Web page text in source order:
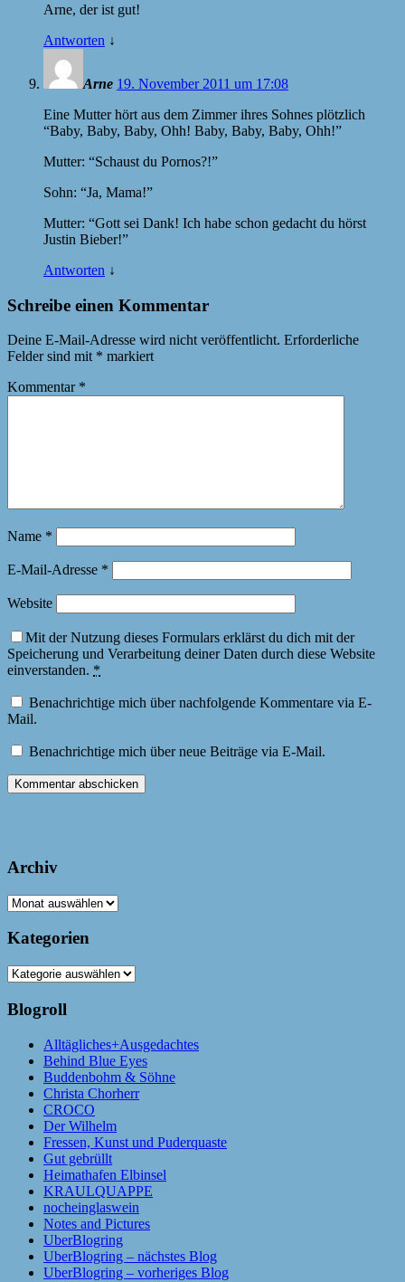
Arne, der ist gut!
Antworten ↓
Arne 19. November 2011 um 17:08
Eine Mutter hört aus dem Zimmer ihres Sohnes plötzlich
“Baby, Baby, Baby, Ohh! Baby, Baby, Baby, Ohh!”
Mutter: “Schaust du Pornos?!”
Sohn: “Ja, Mama!”
Mutter: “Gott sei Dank! Ich habe schon gedacht du hörst
Justin Bieber!”
Antworten ↓
Schreibe einen Kommentar
Deine E-Mail-Adresse wird nicht veröffentlicht. Erforderliche
Felder sind mit * markiert
Kommentar *
Name *
E-Mail-Adresse *
Website
Mit der Nutzung dieses Formulars erklärst du dich mit der
Speicherung und Verarbeitung deiner Daten durch diese Website
einverstanden. *
Benachrichtige mich über nachfolgende Kommentare via E-
Mail.
Benachrichtige mich über neue Beiträge via E-Mail.
Archiv
Archiv
Kategorien
Kategorien
Blogroll
Alltägliches+Ausgedachtes
Behind Blue Eyes
Buddenbohm & Söhne
Christa Chorherr
CROCO
Der Wilhelm
Fressen, Kunst und Puderquaste
Gut gebrüllt
Heimathafen Elbinsel
KRAULQUAPPE
nocheinglaswein
Notes and Pictures
UberBlogring
UberBlogring – nächstes Blog
UberBlogring – vorheriges Blog